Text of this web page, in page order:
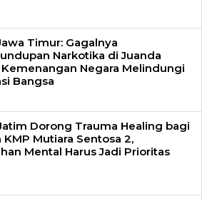
Timur: Gagalnya
Narkotika di Juanda
Negara Melindungi
Bangsa
Dorong Trauma Healing bagi
KMP Mutiara Sentosa 2,
Mental Harus Jadi Prioritas